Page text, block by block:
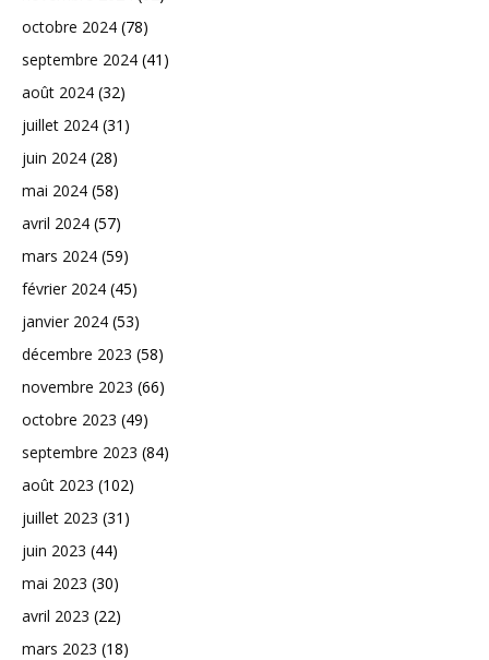
octobre 2024 (78)
septembre 2024 (41)
août 2024 (32)
juillet 2024 (31)
juin 2024 (28)
mai 2024 (58)
avril 2024 (57)
mars 2024 (59)
février 2024 (45)
janvier 2024 (53)
décembre 2023 (58)
novembre 2023 (66)
octobre 2023 (49)
septembre 2023 (84)
août 2023 (102)
juillet 2023 (31)
juin 2023 (44)
mai 2023 (30)
avril 2023 (22)
mars 2023 (18)